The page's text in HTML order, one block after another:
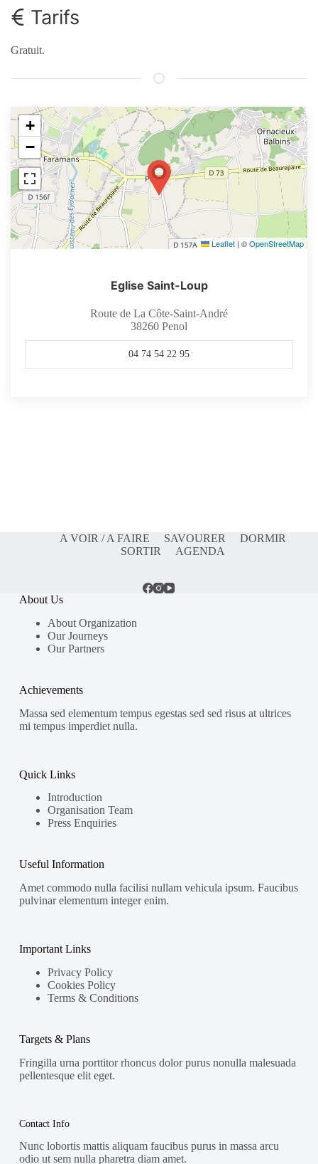
Tarifs
Gratuit.
+
−
Leaflet | ©OpenStreetMap
Eglise Saint-Loup
Route de La Côte-Saint-André
38260 Penol
04 74 54 22 95
A VOIR / A FAIRE SAVOURER
DORMIR
SORTIR
AGENDA
About Us
About Organization
Our Journeys
Our Partners
Achievements
Massa sed elementum tempus egestas sed sed risus at ultrices
mi tempus imperdiet nulla.
Quick Links
Introduction
Organisation Team
Press Enquiries
Useful Information
Amet commodo nulla facilisi nullam vehicula ipsum. Faucibus
pulvinar elementum integer enim.
Important Links
Privacy Policy
Cookies Policy
Terms & Conditions
Targets & Plans
Fringilla urna porttitor rhoncus dolor purus nonulla malesuada
pellentesque elit eget.
Contact Info
Nunc lobortis mattis aliquam faucibus purus in massa arcu
odio ut sem nulla pharetra diam amet.